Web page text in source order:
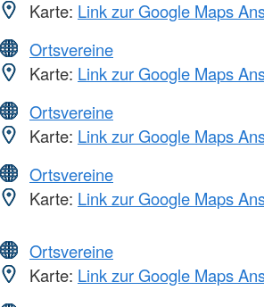
Karte: Link zur Google Maps
Ortsvereine
Karte: Link zur Google Maps
Ortsvereine
Karte: Link zur Google Maps
Ortsvereine
Karte: Link zur Google Maps
Ortsvereine
Karte: Link zur Google Maps